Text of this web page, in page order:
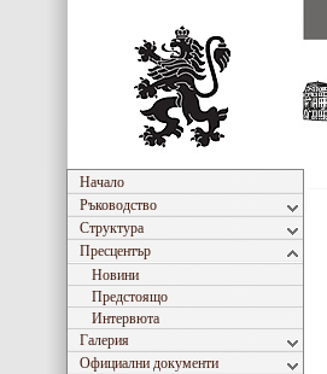
Начало
Ръководство
Структура
Пресцентър
Новини
Предстоящо
Интервюта
Галерия
Официални документи